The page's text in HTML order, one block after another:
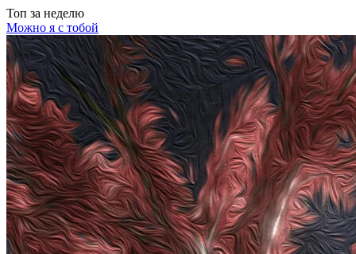
Топ за неделю
Можно я с тобой